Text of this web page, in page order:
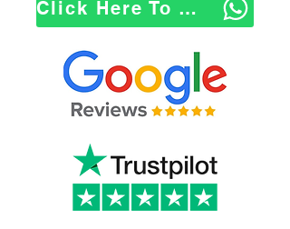
Click Here To WhatsApp Us